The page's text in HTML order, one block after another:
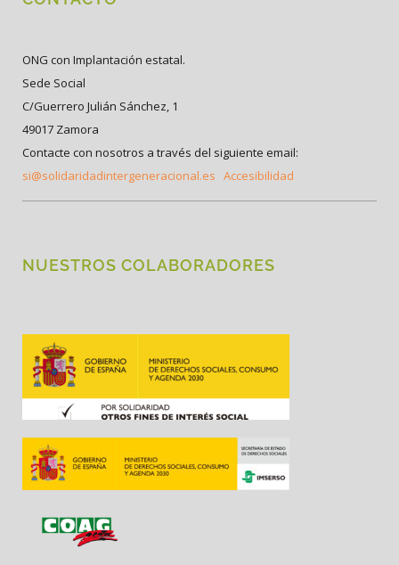
ONG con Implantación estatal.
Sede Social
C/Guerrero Julián Sánchez, 1
49017 Zamora
Contacte con nosotros a través del siguiente email:
si@solidaridadintergeneracional.es Accesibilidad
NUESTROS COLABORADORES